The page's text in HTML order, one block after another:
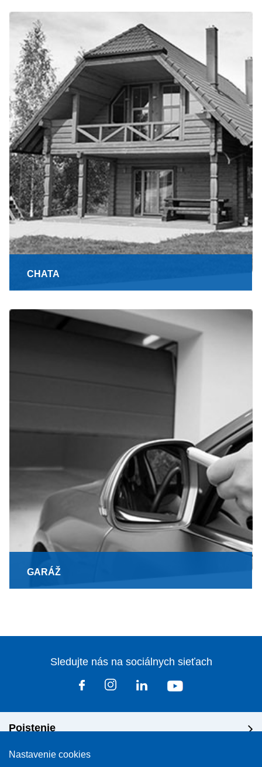
Nastavenie cookies
CHATA
GARÁŽ
Sledujte nás na sociálnych sieťach
Poistenie
Riešenie škôd